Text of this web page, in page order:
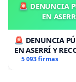
🚨 DENUNCIA
EN
🚨 DENUNCIA
EN ASERRÍ Y
5 093 firmas